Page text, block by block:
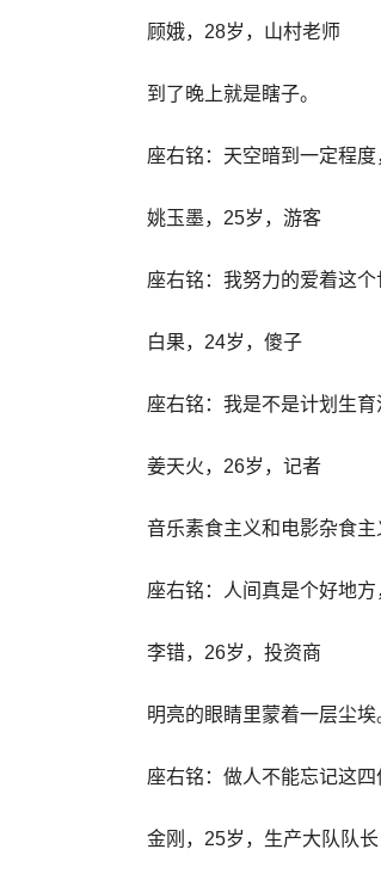
顾娥，28岁，山村老师
到了晚上就是瞎子。
座右铭：天空暗到一定程度
姚玉墨，25岁，游客
座右铭：我努力的爱着这
白果，24岁，傻子
座右铭：我是不是计划生育
姜天火，26岁，记者
音乐素食主义和电影杂食
座右铭：人间真是个好地
李错，26岁，投资商
明亮的眼睛里蒙着一层尘埃
座右铭：做人不能忘记这
金刚，25岁，生产大队队长